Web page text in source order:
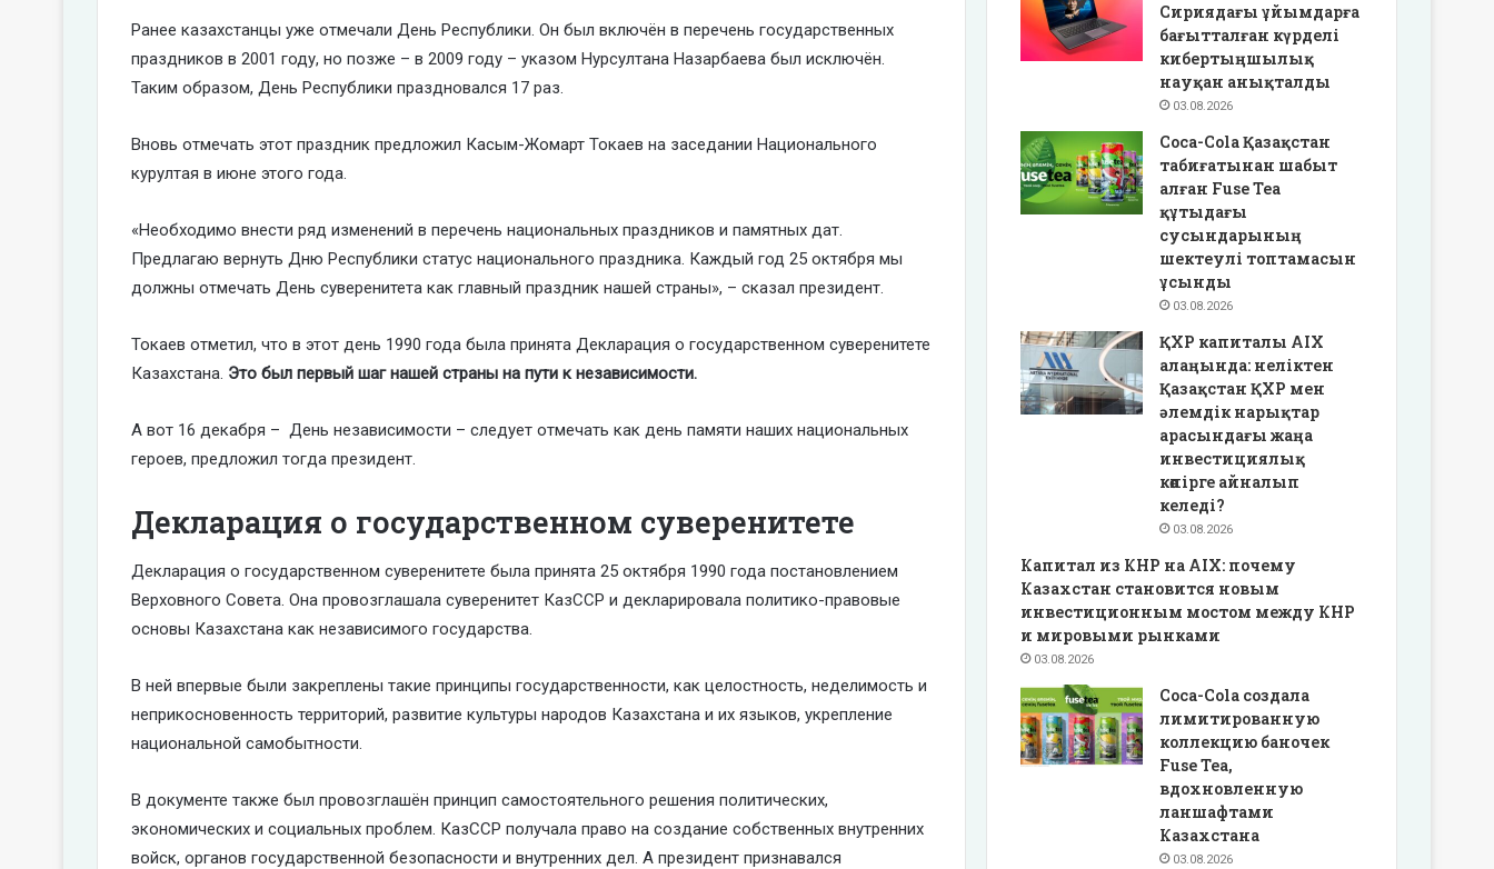
Ранее казахстанцы уже отмечали День Республики. Он был включён в перечень государственных
праздников в 2001 году, но позже – в 2009 году – указом Нурсултана Назарбаева был исключён.
Таким образом, День Республики праздновался 17 раз.
Вновь отмечать этот праздник предложил Касым-Жомарт Токаев на заседании Национального
курултая в июне этого года.
«Необходимо внести ряд изменений в перечень национальных праздников и памятных дат.
Предлагаю вернуть Дню Республики статус национального праздника. Каждый год 25 октября мы
должны отмечать День суверенитета как главный праздник нашей страны», – сказал президент.
Токаев отметил, что в этот день 1990 года была принята Декларация о государственном суверенитете
Казахстана. Это был первый шаг нашей страны на пути к независимости.
А вот 16 декабря – День независимости – следует отмечать как день памяти наших национальных
героев, предложил тогда президент.
Декларация о государственном суверенитете
Декларация о государственном суверенитете была принята 25 октября 1990 года постановлением
Верховного Совета. Она провозглашала суверенитет КазССР и декларировала политико-правовые
основы Казахстана как независимого государства.
В ней впервые были закреплены такие принципы государственности, как целостность, неделимость и
неприкосновенность территорий, развитие культуры народов Казахстана и их языков, укрепление
национальной самобытности.
В документе также был провозглашён принцип самостоятельного решения политических,
экономических и социальных проблем. КазССР получала право на создание собственных внутренних
войск, органов государственной безопасности и внутренних дел. А президент признавался
Сириядағы ұйымдарға
бағытталған күрделі
кибертыңшылық
науқан анықталды
03.08.2026
Coca-Cola Қазақстан
табиғатынан шабыт
алған Fuse Tea
құтыдағы
сусындарының
шектеулі топтамасын
ұсынды
03.08.2026
ҚХР капиталы AIX
алаңында: неліктен
Қазақстан ҚХР мен
әлемдік нарықтар
арасындағы жаңа
инвестициялық
көпірге айналып
келеді?
03.08.2026
Капитал из КНР на AIX: почему
Казахстан становится новым
инвестиционным мостом между КНР
и мировыми рынками
03.08.2026
Coca-Cola создала
лимитированную
коллекцию баночек
Fuse Tea,
вдохновленную
ланшафтами
Казахстана
03.08.2026